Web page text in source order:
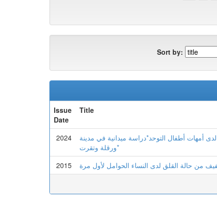
Sort by:
Issue
Date
Title
2024
أمهات أطفال التوحد*دراسة ميدانية في مدينة
ورقلة وتقرت*
2015 من حالة القلق لدى النساء الحوامل لأول مرة